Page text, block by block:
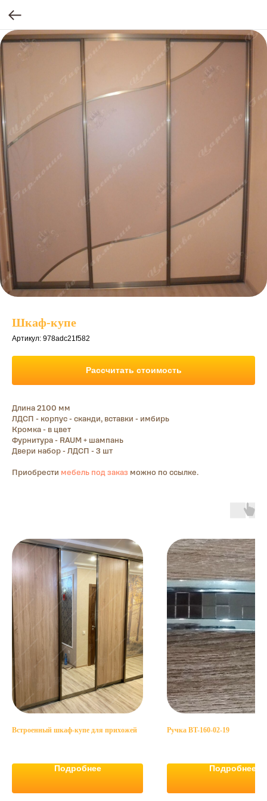
Шкаф-купе
Артикул: 978adc21f582
Рассчитать стоимость
Длина 2100 мм
ЛДСП - корпус - сканди, вставки - имбирь
Кромка - в цвет
Фурнитура - RAUM + шампань
Двери набор - ЛДСП - 3 шт
Приобрести мебель под заказ можно по ссылке.
Встроенный шкаф-купе для прихожей
Подробнее
Ручка BT-160-02-19
Подробнее